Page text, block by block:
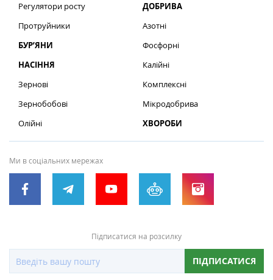
Регулятори росту
Протруйники
БУР’ЯНИ
НАСІННЯ
Зернові
Зернобобові
Олійні
ДОБРИВА
Азотні
Фосфорні
Калійні
Комплексні
Мікродобрива
ХВОРОБИ
Ми в соціальних мережах
Підписатися на розсилку
ПІДПИСАТИСЯ